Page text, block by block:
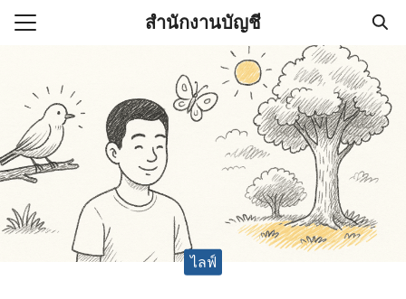
Skip
สำนักงานบัญชี
(ไม่มีชื่อ)
านบัญชี (Accounting
ช่วยสำคัญในการบริหาร
ไลฟ์